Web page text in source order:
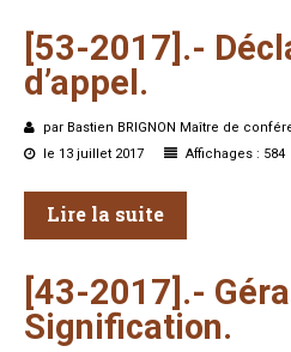
[53-2017].-
d’appel.
par Bastien BRIGNON Maître de
le 13 juillet 2017
Affichages : 584
Lire la suite
[43-2017].-
Signification.